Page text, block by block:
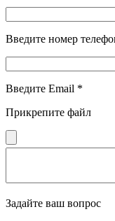
Введите номер
Введите Email *
Прикрепите файл
Задайте ваш вопрос